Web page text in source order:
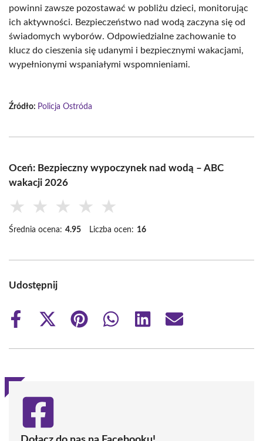
powinni zawsze pozostawać w pobliżu dzieci, monitorując
ich aktywności. Bezpieczeństwo nad wodą zaczyna się od
świadomych wyborów. Odpowiedzialne zachowanie to
klucz do cieszenia się udanymi i bezpiecznymi wakacjami,
wypełnionymi wspaniałymi wspomnieniami.
Źródło: Policja Ostróda
Oceń: Bezpieczny wypoczynek nad wodą – ABC
wakacji 2026
★ ★ ★ ★ ★
Średnia ocena: 4.95 Liczba ocen: 16
Udostępnij
Share
Share
(Twitter)
Share
Share
Share
Share